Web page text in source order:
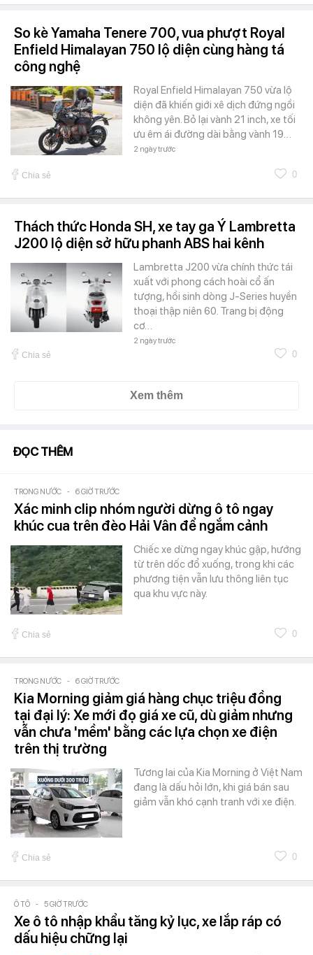
So kè Yamaha Tenere 700, vua phượt Royal
Enfield Himalayan 750 lộ diện cùng hàng tá
công nghệ
Royal Enfield Himalayan 750 vừa lộ
diện đã khiến giới xê dịch đứng ngồi
không yên. Bỏ lại vành 21 inch, xe tối
ưu êm ái đường dài bằng vành 19…
2 ngày trước
Chia sẻ 0
Thách thức Honda SH, xe tay ga Ý Lambretta
J200 lộ diện sở hữu phanh ABS hai kênh
Lambretta J200 vừa chính thức tái
xuất với phong cách hoài cổ ấn
tượng, hồi sinh dòng J-Series huyền
thoại thập niên 60. Trang bị động
cơ…
2 ngày trước
Chia sẻ 0
Xem thêm
ĐỌC THÊM
TRONG NƯỚC - 6 GIỜ TRƯỚC
Xác minh clip nhóm người dừng ô tô ngay
khúc cua trên đèo Hải Vân để ngắm cảnh
Chiếc xe dừng ngay khúc gập, hướng
từ trên dốc đổ xuống, trong khi các
phương tiện vẫn lưu thông liên tục
qua khu vực này.
Chia sẻ 0
TRONG NƯỚC - 6 GIỜ TRƯỚC
Kia Morning giảm giá hàng chục triệu đồng
tại đại lý: Xe mới đọ giá xe cũ, dù giảm nhưng
vẫn chưa 'mềm' bằng các lựa chọn xe điện
trên thị trường
Tương lai của Kia Morning ở Việt Nam
đang là dấu hỏi lớn, khi giá bán sau
giảm vẫn khó cạnh tranh với xe điện.
Chia sẻ 0
Ô TÔ - 5 GIỜ TRƯỚC
Xe ô tô nhập khẩu tăng kỷ lục, xe lắp ráp có
dấu hiệu chững lại